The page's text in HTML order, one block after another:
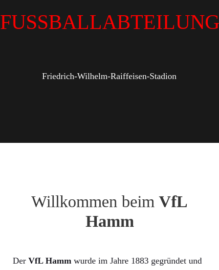
FUSSBALLABTEILUNG
Friedrich-Wilhelm-Raiffeisen-Stadion
Willkommen beim VfL
Hamm
Der VfL Hamm wurde im Jahre 1883 gegründet und